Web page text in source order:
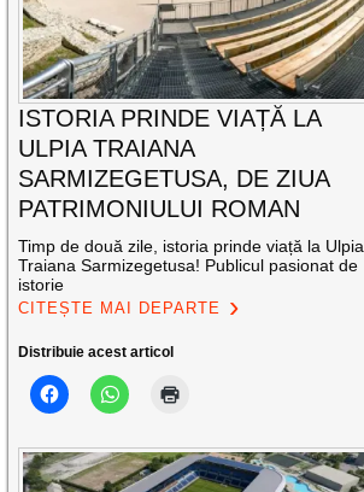
ISTORIA PRINDE VIAȚĂ LA
ULPIA TRAIANA
SARMIZEGETUSA, DE ZIUA
PATRIMONIULUI ROMAN
Timp de două zile, istoria prinde viață la Ulpia
Traiana Sarmizegetusa! Publicul pasionat de
istorie
CITEȘTE MAI DEPARTE
Distribuie acest articol